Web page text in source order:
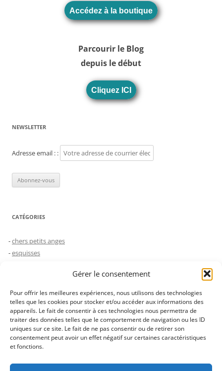
Gérer le consentement
Pour offrir les meilleures expériences, nous utilisons des technologies
telles que les cookies pour stocker et/ou accéder aux informations des
appareils. Le fait de consentir à ces technologies nous permettra de
traiter des données telles que le comportement de navigation ou les ID
uniques sur ce site. Le fait de ne pas consentir ou de retirer son
consentement peut avoir un effet négatif sur certaines caractéristiques
et fonctions.
Accédez à la boutique
Parcourir le Blog
depuis le début
Cliquez ICI
NEWSLETTER
Adresse email : :
CATÉGORIES
chers petits anges
esquisses
le choc des générations
saynètes
JUSTE POUR FAIRE SÛR…